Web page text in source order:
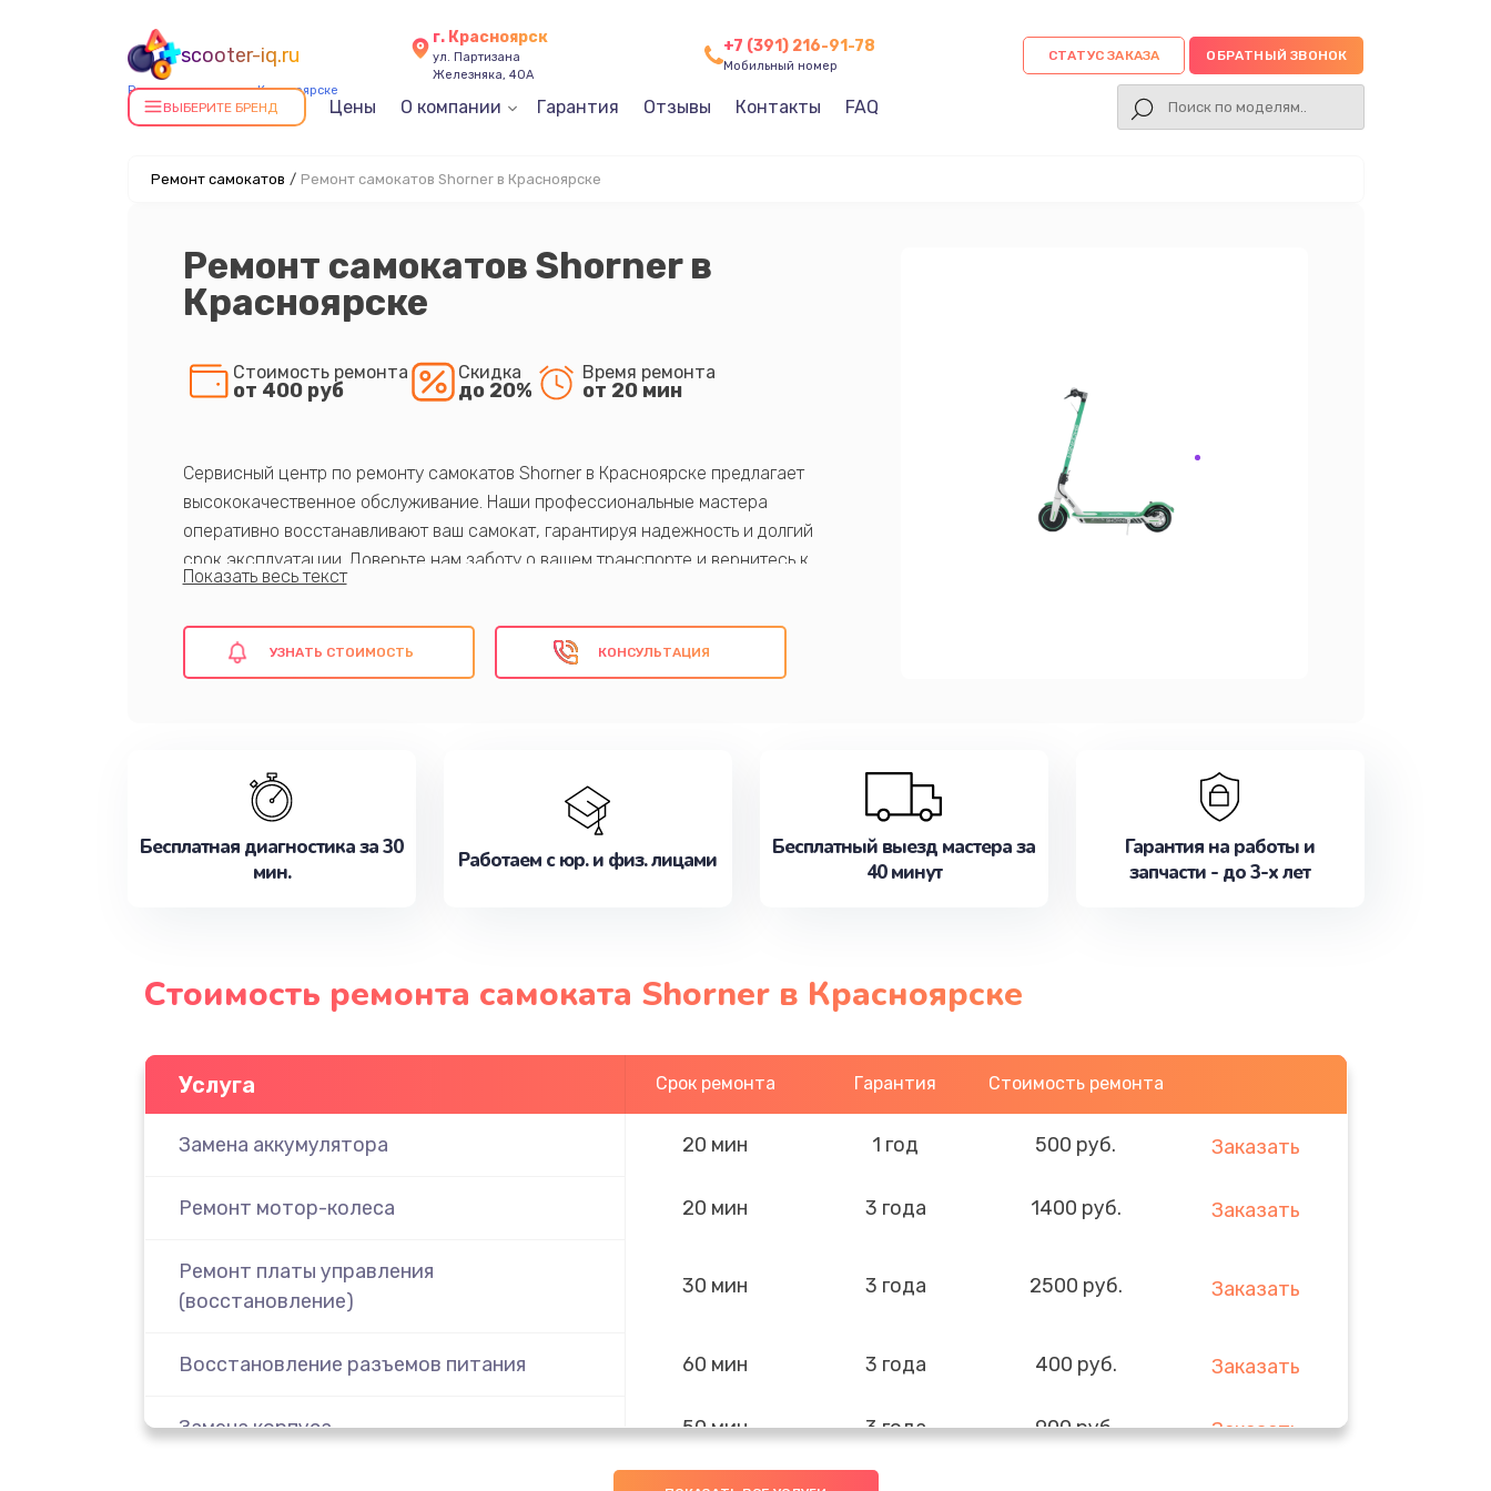
scooter-iq.ru
Ремонт самокатов в Красноярске
г. Красноярск
ул. Партизана
Железняка, 40А
+7 (391) 216-91-78
Мобильный номер
СТАТУС ЗАКАЗА ОБРАТНЫЙ ЗВОНОК
ВЫБЕРИТЕ БРЕНД Цены О компании Гарантия Отзывы Контакты FAQ
Ремонт самокатов / Ремонт самокатов Shorner в Красноярске
Ремонт самокатов Shorner в
Красноярске
Стоимость ремонта
от 400 руб
Скидка
до 20%
Время ремонта
от 20 мин
Сервисный центр по ремонту самокатов Shorner в Красноярске предлагает
высококачественное обслуживание. Наши профессиональные мастера
оперативно восстанавливают ваш самокат, гарантируя надежность и долгий
срок эксплуатации. Доверьте нам заботу о вашем транспорте и вернитесь к
активной езде прямо сейчас!
Ремонт самокатов Shorner - это уверенность в надежности вашего транспорта.
УЗНАТЬ СТОИМОСТЬ КОНСУЛЬТАЦИЯ
Бесплатная диагностика за 30
мин.
Работаем с юр. и физ. лицами
Бесплатный выезд мастера за
40 минут
Гарантия на работы и
запчасти - до 3-х лет
Стоимость ремонта самоката Shorner в Красноярске
Услуга Срок ремонта Гарантия Стоимость ремонта
Замена аккумулятора 20 мин 1 год 500 руб. Заказать
Ремонт мотор-колеса 20 мин 3 года 1400 руб. Заказать
Ремонт платы управления
(восстановление)
30 мин 3 года 2500 руб. Заказать
Восстановление разъемов питания 60 мин 3 года 400 руб. Заказать
Замена корпуса 50 мин 3 года 900 руб. Заказать